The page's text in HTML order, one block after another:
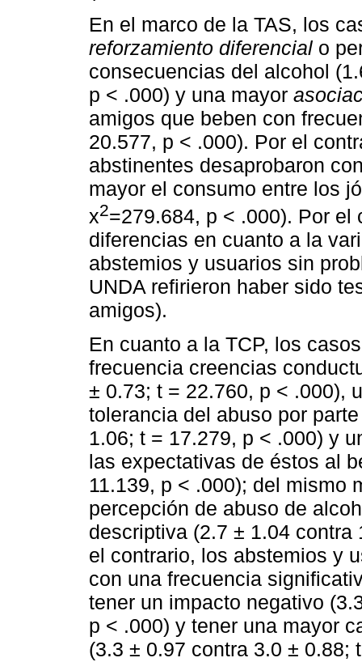
En el marco de la TAS, los
reforzamiento diferencial o
consecuencias del alcohol
p < .000) y una mayor
amigos que beben con
20.577, p < .000). Por el
abstinentes desaprobaron
mayor el consumo entre los
x2=279.684, p < .000). Por el
diferencias en cuanto a la
abstemios y usuarios sin
UNDA refirieron haber sido
amigos).
En cuanto a la TCP, los
frecuencia creencias
± 0.73; t = 22.760, p < .000),
tolerancia del abuso por
1.06; t = 17.279, p < .000) y
las expectativas de éstos al
11.139, p < .000); del mismo
percepción de abuso de
descriptiva (2.7 ± 1.04
el contrario, los abstemios y
con una frecuencia
tener un impacto negativo
p < .000) y tener una mayor
(3.3 ± 0.97 contra 3.0 ± 0.88;